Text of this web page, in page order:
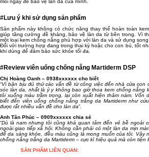
mỗi ngày để bảo vệ làn da của mình.
#Lưu ý khi sử dụng sản phẩm
Sản phẩm này không có chức năng thay thế hoàn toàn
giúp tăng cường đề kháng, bảo vệ làn da từ bên trong. Vì
một loại kem chống nắng phù hợp với làn da và sử dụng
Đối với trường hợp đang trong thai kỳ hoặc cho con bú, tốt
khi dùng để đảm bảo sức khỏe tối đa.
#Review viên uống chống nắng Martiderm DSP
Chị Hoàng Oanh – 0938xxxxxx cho biết
“Vì bận bịu đủ thứ các vấn đề từ công việc đến nhà cửa con
sóc làn da, nhất là ỷ y không bao giờ thoa kem chống nắng
tôi xuống màu trầm trọng, lại còn xuất hiện thâm nám. Vốn
biết đến viên uống chống nắng trắng da Martiderm như
được rất nhiều vấn đề cho làn da”.
Anh Tân Phúc – 0909xxxxxx chia sẻ
“Dù là nam nhưng tôi cũng khá quan tâm đến vẻ bề ngoài
ngoài giao tiếp xã hội. Không cần phải có một làn da mịn
để da sáng khỏe, đều màu cũng là mong muốn của tôi. Vậy
chống nắng trắng da Martiderm – cực kì hiệu quả mà còn tiện
SẢN PHẨM LIÊN QUAN: